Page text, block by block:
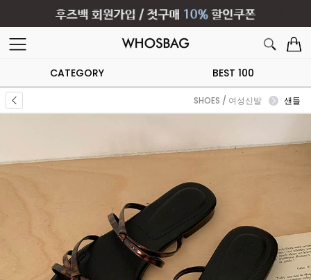
CATEGORY BEST 100
SHOES / 여성신발 샌들